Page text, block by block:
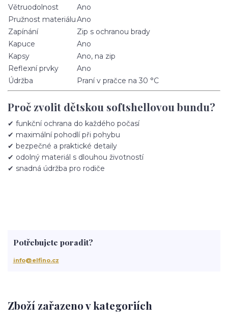
Větruodolnost
Ano
Pružnost materiáluAno
Zapínání
Zip s ochranou brady
Kapuce
Ano
Kapsy
Ano, na zip
Reflexní prvky
Ano
Údržba
Praní v pračce na 30 °C
Proč zvolit dětskou softshellovou bundu?
✔ funkční ochrana do každého počasí
✔ maximální pohodlí při pohybu
✔ bezpečné a praktické detaily
✔ odolný materiál s dlouhou životností
✔ snadná údržba pro rodiče
Zboží zařazeno v kategoriích
Potřebujete poradit?
info@elfino.cz